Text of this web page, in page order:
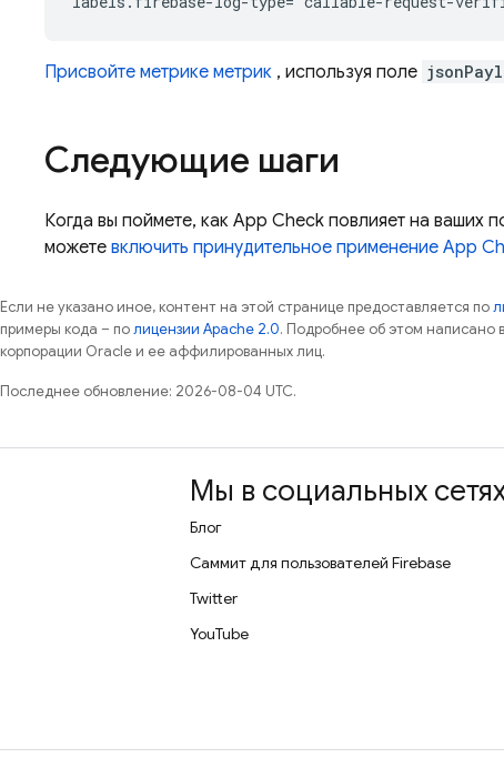
Присвойте метрике метрик , используя поле
Следующие шаги
Когда вы поймете, как App Check повлияет на ваших
можете включить принудительное применение App
Если не указано иное, контент на этой странице предоставляется по
примеры кода – полицензии Apache 2.0. Подробнее об этом написано в
корпорации Oracle и ее аффилированных лиц.
Последнее обновление: 2026-08-04 UTC.
Мы в социальных
Блог
Саммит для пользователей Firebase
Twitter
YouTube